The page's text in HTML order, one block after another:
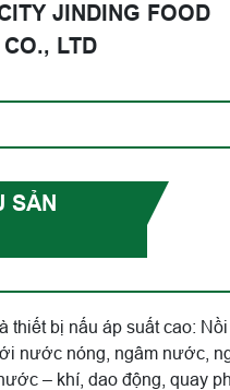
JINDING FOOD
CO., LTD
SẢN
thiết bị nấu áp suất cao:
nước nóng, ngâm nước,
– khí, dao động, quay